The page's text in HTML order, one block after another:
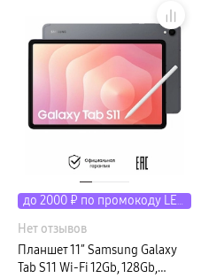
до 2000 ₽ по промокоду LETO
Нет отзывов
Планшет 11″ Samsung Galaxy
Tab S11 Wi-Fi 12Gb, 128Gb,